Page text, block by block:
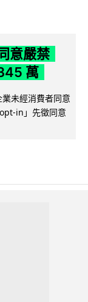
意嚴禁
萬
未經消費者同意
in」先徵同意